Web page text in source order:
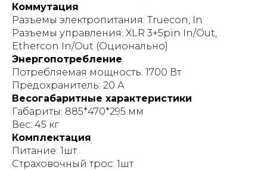
Коммутация
Разъемы электропитания: Truecon, In
Разъемы управления: XLR 3+5pin In/Out,
Ethercon In/Out (Оционально)
Энергопотребление
Потребляемая мощность: 1700 Вт
Предохранитель: 20 А
Весогабаритные характеристики
Габариты: 885*470*295 мм
Вес: 45 кг
Комплектация
Питание: 1шт
Страховочный трос: 1шт